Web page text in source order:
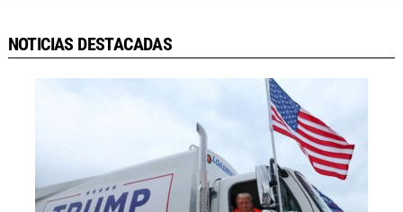
NOTICIAS DESTACADAS